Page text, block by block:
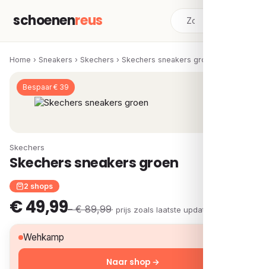
schoenenreus
Home › Sneakers › Skechers › Skechers sneakers groen
Bespaar € 39
Skechers
Skechers sneakers groen
2 shops
€ 49,99– € 89,99· prijs zoals laatste update
Wehkamp
Naar shop →